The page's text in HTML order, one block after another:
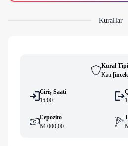
Kurallar
Kural Tipi
Katı [i̇ncele
Giriş Saati
16:00
Depozito
₺4.000,00